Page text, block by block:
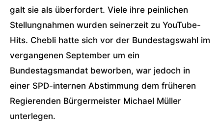
galt sie als überfordert. Viele ihre peinlichen
Stellungnahmen wurden seinerzeit zu YouTube-
Hits. Chebli hatte sich vor der Bundestagswahl im
vergangenen September um ein
Bundestagsmandat beworben, war jedoch in
einer SPD-internen Abstimmung dem früheren
Regierenden Bürgermeister Michael Müller
unterlegen.